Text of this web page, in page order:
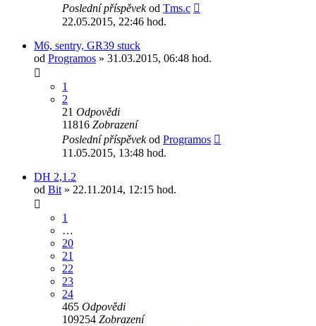
Poslední příspěvekod Tms.c
22.05.2015, 22:46 hod.
M6, sentry, GR39 stuck
od Programos » 31.03.2015, 06:48 hod.
1
2
21 Odpovědi
11816 Zobrazení
Poslední příspěvekod Programos
11.05.2015, 13:48 hod.
DH 2,1.2
od Bit » 22.11.2014, 12:15 hod.
1
…
20
21
22
23
24
465 Odpovědi
109254 Zobrazení